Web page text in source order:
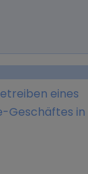
Art, sowie
die mit
Betrieb
Erwerb,
eines
in